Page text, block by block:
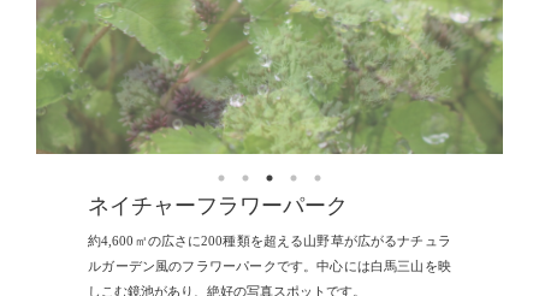
ネイチャーフラワーパーク
約4,600㎡の広さに200種類を超える山野草が広がるナチュラ
ルガーデン風のフラワーパークです。中心には白馬三山を映
しこむ鏡池があり、絶好の写真スポットです。